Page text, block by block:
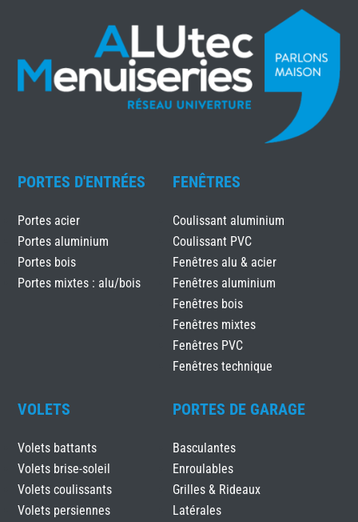
PORTES D'ENTRÉES
Portes acier
Portes aluminium
Portes bois
Portes mixtes : alu/bois
FENÊTRES
Coulissant aluminium
Coulissant PVC
Fenêtres alu & acier
Fenêtres aluminium
Fenêtres bois
Fenêtres mixtes
Fenêtres PVC
Fenêtres technique
VOLETS
Volets battants
Volets brise-soleil
Volets coulissants
Volets persiennes
PORTES DE GARAGE
Basculantes
Enroulables
Grilles & Rideaux
Latérales